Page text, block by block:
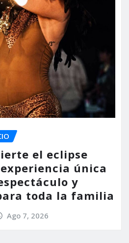
el eclipse
única
y
toda la familia
Ago 7, 2026